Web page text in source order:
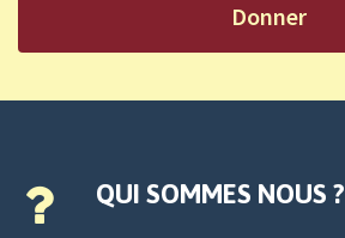
Donner
QUI SOMMES NOUS ?